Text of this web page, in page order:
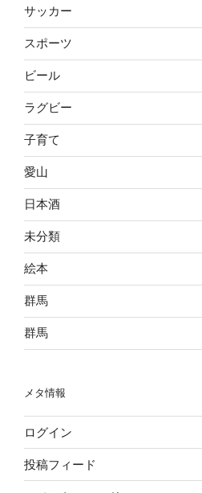
サッカー
スポーツ
ビール
ラグビー
子育て
愛山
日本酒
未分類
絵本
群馬
群馬
メタ情報
ログイン
投稿フィード